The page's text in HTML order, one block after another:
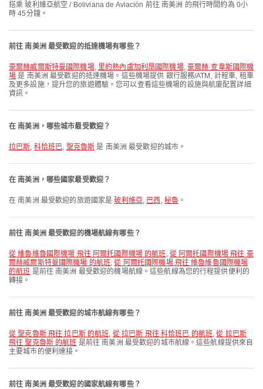
搭乘 玻利維亞航空 / Boliviana de Aviación 前往 南美洲 的飛行時間約為 0小
時 45分鐘。
前往 南美洲 最受歡迎的抵達機場有哪些？
豪爾赫威爾斯特曼國際機場, 里約熱內盧加利昂國際機場, 豪爾赫·查韋斯國際機
場 是 南美洲 最受歡迎的抵達機場。這些機場提供 銀行服務/ATM, 計程車, 租車
及更多設施，提升您的旅遊體驗。您可以查看這些機場的設施與航廈配置詳細
資訊。
在 南美洲，哪些城市最受歡迎？
拉巴斯, 科恰班巴, 聖克魯斯 是 南美洲 最受歡迎的城市。
在 南美洲，哪些國家最受歡迎？
在 南美洲 最受歡迎的旅遊國家是玻利維亞, 巴西 , 秘魯 。
前往 南美洲 最受歡迎的機場航線有哪些？
從 維魯維魯國際機場 飛往 阿爾托國際機場 的航班 , 從 阿爾托國際機場 飛往 豪
爾赫威爾斯特曼國際機場 的航班,從 阿爾托國際機場 飛往 維魯維魯國際機場
的航班 是前往 南美洲 最受歡迎的機場航線。這些航線為您的行程提供便利的
轉接。
前往 南美洲 最受歡迎的城市航線有哪些？
從 聖克魯斯 飛往 拉巴斯 的航班, 從 拉巴斯 飛往 科恰班巴 的航班,從 拉巴斯
飛往 聖克魯斯 的航班 是前往 南美洲 最受歡迎的城市航線。這些航線提供來自
主要城市的便利連接。
前往 南美洲 最受歡迎的國家航線有哪些？